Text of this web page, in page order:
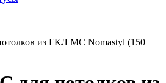
из ГКЛ MC Nomastyl (150